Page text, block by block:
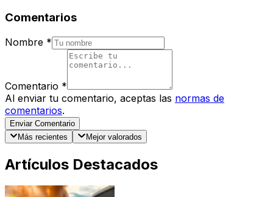
Comentarios
Nombre *
Comentario *
Al enviar tu comentario, aceptas las normas de
comentarios.
Enviar Comentario
Más recientes
Mejor valorados
Artículos Destacados